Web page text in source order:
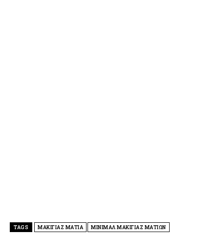
TAGS ΜΑΚΙΓΙΑΖ ΜΑΤΙΑ ΜΙΝΙΜΑΛ ΜΑΚΙΓΙΑΖ ΜΑΤΙΩΝ